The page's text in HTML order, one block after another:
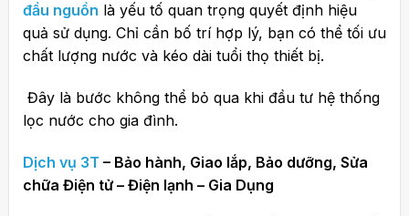
đầu nguồn là yếu tố quan trọng quyết định hiệu
quả sử dụng. Chỉ cần bố trí hợp lý, bạn có thể tối ưu
chất lượng nước và kéo dài tuổi thọ thiết bị.
Đây là bước không thể bỏ qua khi đầu tư hệ thống
lọc nước cho gia đình.
Dịch vụ 3T – Bảo hành, Giao lắp, Bảo dưỡng, Sửa
chữa Điện tử – Điện lạnh – Gia Dụng